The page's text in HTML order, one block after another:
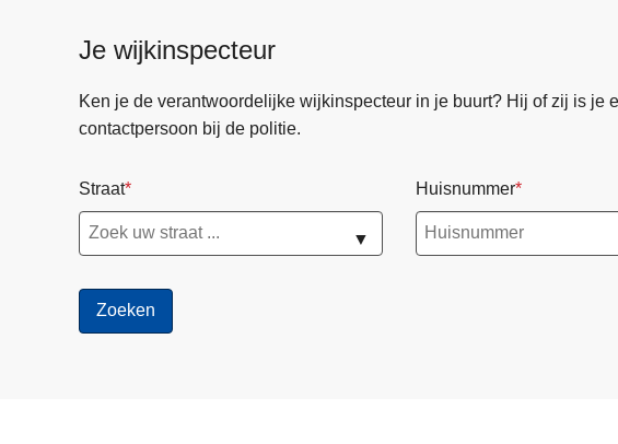
Je wijkinspecteur
Ken je de verantwoordelijke wijkinspecteur in je buurt? Hij of zij is je
contactpersoon bij de politie.
Straat
▼
Huisnummer